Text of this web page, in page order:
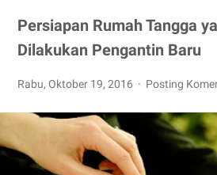
Persiapan Rumah Tangga
Dilakukan Pengantin Baru
Rabu, Oktober 19, 2016 Posting